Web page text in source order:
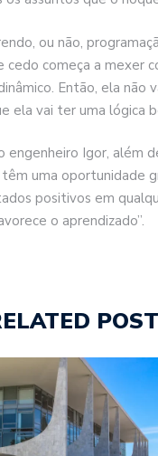
ou não,
cedo começa a mexer
Então, ela
ela vai ter uma lógica
engenheiro Igor, além
têm uma oportunidade
positivos em
o aprendizado”.